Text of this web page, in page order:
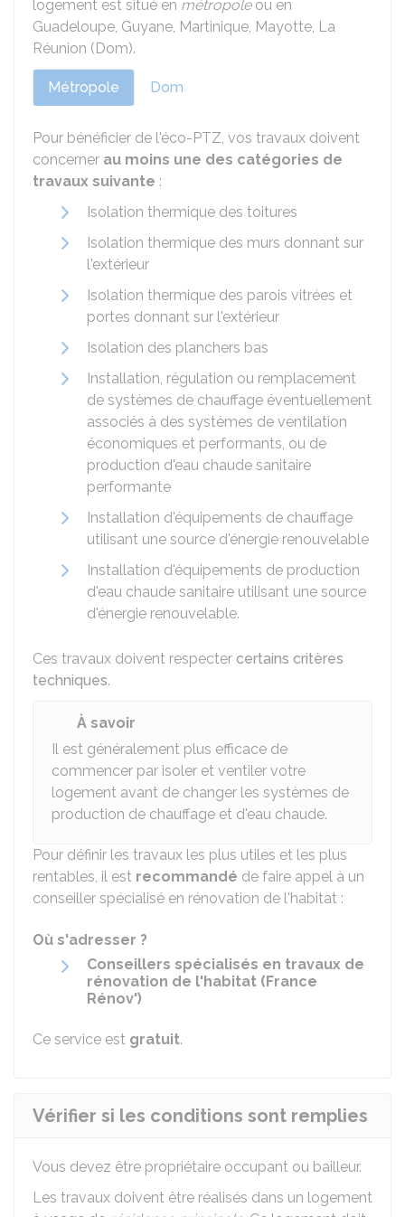
logement est situé en métropoleou en
Guadeloupe, Guyane, Martinique, Mayotte, La
Réunion (Dom).
Métropole Dom
Pour bénéficier de l'éco-PTZ, vos travaux doivent
concerner au moins une des catégories de
travaux suivante :
Isolation thermique des toitures
Isolation thermique des murs donnant sur
l'extérieur
Isolation thermique des parois vitrées et
portes donnant sur l'extérieur
Isolation des planchers bas
Installation, régulation ou remplacement
de systèmes de chauffage éventuellement
associés à des systèmes de ventilation
économiques et performants, ou de
production d'eau chaude sanitaire
performante
Installation d'équipements de chauffage
utilisant une source d'énergie renouvelable
Installation d'équipements de production
d'eau chaude sanitaire utilisant une source
d'énergie renouvelable.
Ces travaux doivent respecter certains critères
techniques.
À savoir
Il est généralement plus efficace de
commencer par isoler et ventiler votre
logement avant de changer les systèmes de
production de chauffage et d'eau chaude.
Pour définir les travaux les plus utiles et les plus
rentables, il est recommandé de faire appel à un
conseiller spécialisé en rénovation de l'habitat :
Où s'adresser ?
Conseillers spécialisés en travaux de
rénovation de l'habitat (France
Rénov')
Ce service est gratuit.
Vérifier si les conditions sont remplies
Vous devez être propriétaire occupant ou bailleur.
Les travaux doivent être réalisés dans un logement